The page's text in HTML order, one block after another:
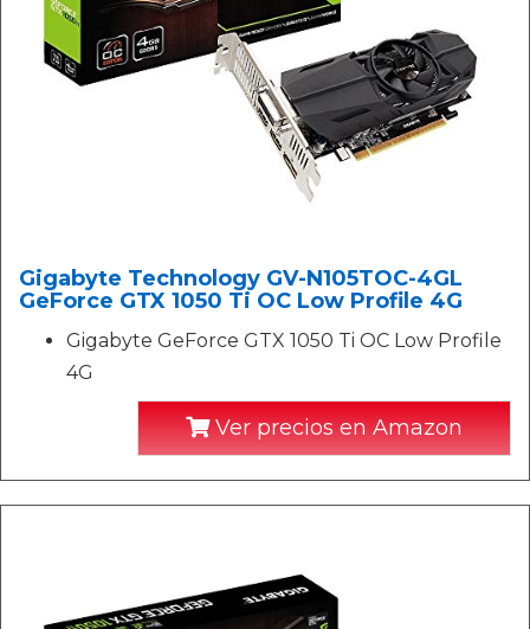
Gigabyte Technology GV-N105TOC-4GL
GeForce GTX 1050 Ti OC Low Profile 4G
Gigabyte GeForce GTX 1050 Ti OC Low Profile
4G
Ver precios en Amazon